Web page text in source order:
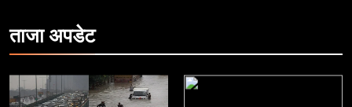
ताजाअपडेट